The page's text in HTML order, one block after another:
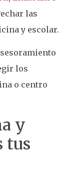
las
y escolar.
los
o centro
y
tus